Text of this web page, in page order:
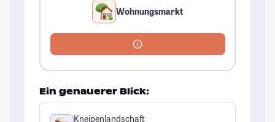
Wohnungsmarkt
Ein genauerer Blick:
Kneipenlandschaft